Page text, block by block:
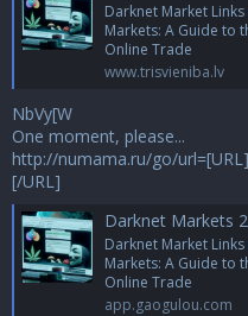
Darknet Market
Markets: A Guide to
Online Trade
www.trisvieniba.lv
NbVy[W
One moment, please...
http://numama.ru/go/
[/URL]
Darknet Markets
Darknet Market
Markets: A Guide to
Online Trade
app.gaogulou.com